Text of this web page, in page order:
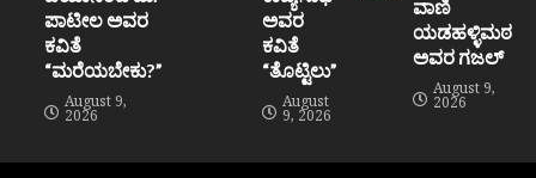
ಪಾಟೀಲ ಅವರ
ಕವಿತೆ
“ಮರೆಯಬೇಕು?”
August 9,
2026
ಅವರ
ಕವಿತೆ
“ತೊಟ್ಟಿಲು”
August
9, 2026
ವಾಣಿ
ಯಡಹಳ್ಳಿಮಠ
ಅವರ ಗಜಲ್
August 9,
2026